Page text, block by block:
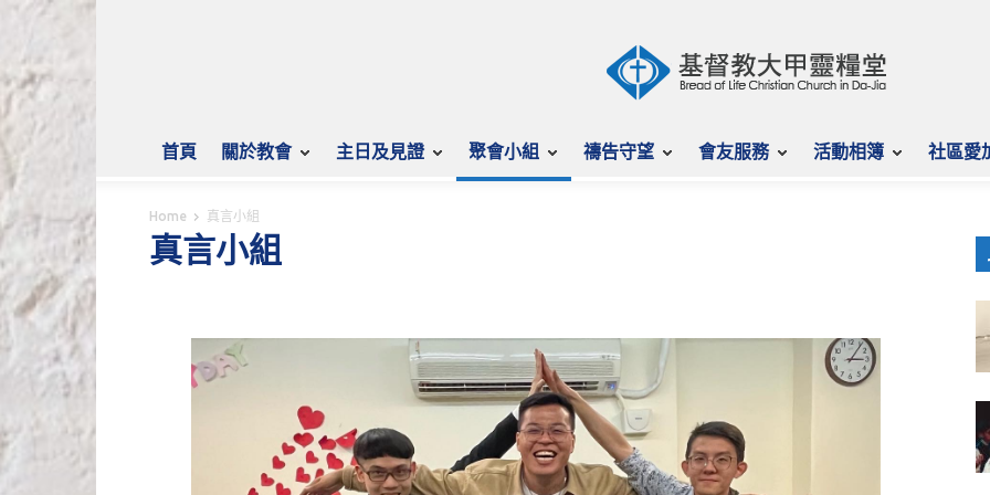
首頁 關於教會 主日及見證 聚會小組 禱告守望 會友服務 活動相簿 社區愛
Home 真言小組
真言小組